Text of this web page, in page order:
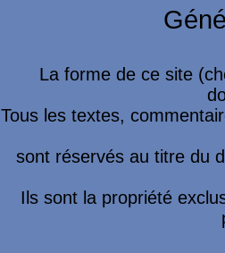
La forme de ce site
Tous les textes,
sont réservés au titre du
Ils sont la propriété